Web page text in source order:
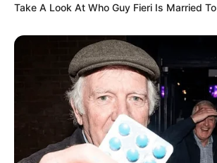
Take A Look At Who Guy Fieri Is Married To